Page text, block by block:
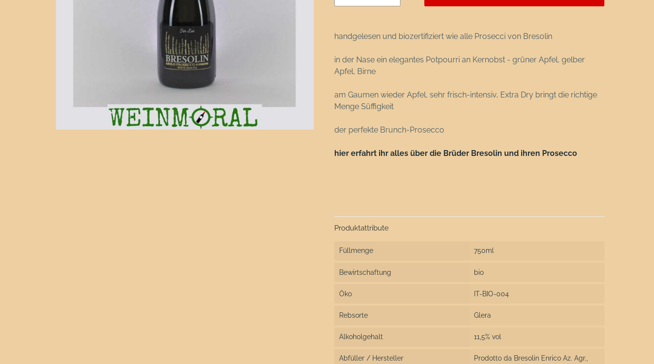
handgelesen und biozertifiziert wie alle Prosecci von Bresolin
in der Nase ein elegantes Potpourri an Kernobst - grüner Apfel, gelber
Apfel, Birne
am Gaumen wieder Apfel, sehr frisch-intensiv, Extra Dry bringt die richtige
Menge Süffigkeit
der perfekte Brunch-Prosecco
hier erfahrt ihr alles über die Brüder Bresolin und ihren Prosecco
Produktattribute
Füllmenge 750ml
Bewirtschaftung bio
Öko IT-BIO-004
Rebsorte Glera
Alkoholgehalt 11,5% vol
Abfüller / Hersteller
Prodotto da Bresolin Enrico Az. Agr.,